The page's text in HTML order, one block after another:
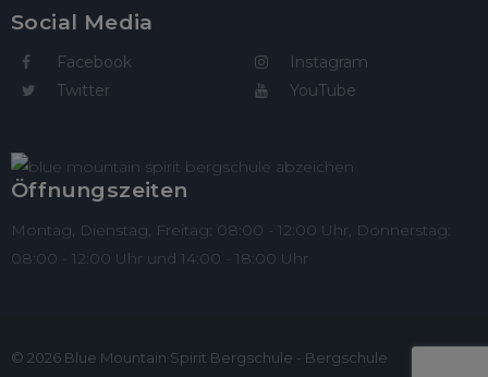
Social Media
Facebook
Twitter
Instagram
YouTube
Öffnungszeiten
Montag, Dienstag, Freitag: 08:00 - 12:00 Uhr, Donnerstag:
08:00 - 12:00 Uhr und 14:00 - 18:00 Uhr
© 2026 Blue Mountain Spirit Bergschule - Bergschule